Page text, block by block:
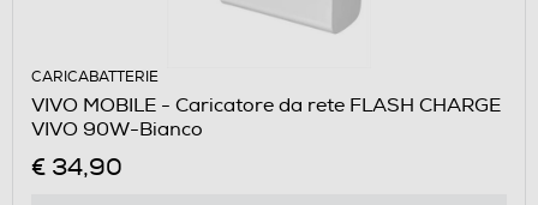
CARICABATTERIE
VIVO MOBILE - Caricatore da rete FLASH CHARGE
VIVO 90W-Bianco
€ 34,90